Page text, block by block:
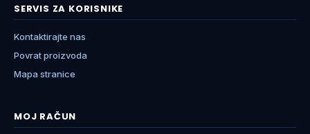
SERVIS ZA KORISNIKE
Kontaktirajte nas
Povrat proizvoda
Mapa stranice
MOJ RAČUN